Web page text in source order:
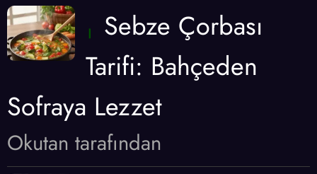
Sebze Çorbası
Tarifi: Bahçeden
Sofraya Lezzet
Okutan tarafından